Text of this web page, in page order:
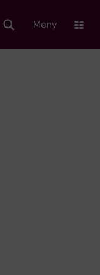
Meny